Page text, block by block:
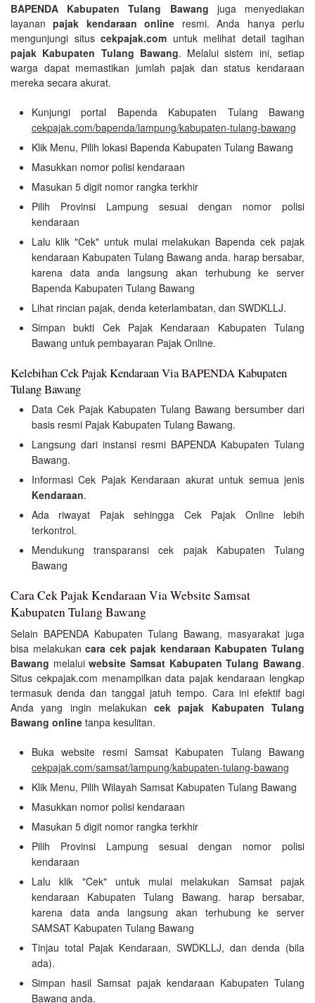
BAPENDA Kabupaten Tulang Bawang juga menyediakan
layananpajak kendaraan online resmi. Anda hanya perlu
mengunjungi situs cekpajak.com untuk melihat detail tagihan
pajak Kabupaten Tulang Bawang. Melalui sistem ini, setiap
warga dapat memastikan jumlah pajak dan status kendaraan
mereka secara akurat.
Kunjungi portal Bapenda Kabupaten Tulang Bawang
cekpajak.com/bapenda/lampung/kabupaten-tulang-bawang
Klik Menu, Pilih lokasi Bapenda Kabupaten Tulang Bawang
Masukkan nomor polisi kendaraan
Masukan 5 digit nomor rangka terkhir
Pilih Provinsi Lampung sesuai dengan nomor polisi
kendaraan
Lalu klik "Cek" untuk mulai melakukan Bapenda cek pajak
kendaraan Kabupaten Tulang Bawang anda. harap bersabar,
karena data anda langsung akan terhubung ke server
Bapenda Kabupaten Tulang Bawang
Lihat rincian pajak, denda keterlambatan, dan SWDKLLJ.
Simpan bukti Cek Pajak Kendaraan Kabupaten Tulang
Bawang untuk pembayaran Pajak Online.
Kelebihan Cek Pajak Kendaraan Via BAPENDA Kabupaten
Tulang Bawang
Data Cek Pajak Kabupaten Tulang Bawang bersumber dari
basis resmi Pajak Kabupaten Tulang Bawang.
Langsung dari instansi resmi BAPENDA Kabupaten Tulang
Bawang.
Informasi Cek Pajak Kendaraan akurat untuk semua jenis
Kendaraan.
Ada riwayat Pajak sehingga Cek Pajak Online lebih
terkontrol.
Mendukung transparansi cek pajak Kabupaten Tulang
Bawang
Cara Cek Pajak Kendaraan Via Website Samsat
Kabupaten Tulang Bawang
Selain BAPENDA Kabupaten Tulang Bawang, masyarakat juga
bisa melakukancara cek pajak kendaraan Kabupaten Tulang
Bawang melaluiwebsite Samsat Kabupaten Tulang Bawang.
Situs cekpajak.com menampilkan data pajak kendaraan lengkap
termasuk denda dan tanggal jatuh tempo. Cara ini efektif bagi
Anda yang ingin melakukancek pajak Kabupaten Tulang
Bawang online tanpa kesulitan.
Buka website resmi Samsat Kabupaten Tulang Bawang
cekpajak.com/samsat/lampung/kabupaten-tulang-bawang
Klik Menu, Pilih Wilayah Samsat Kabupaten Tulang Bawang
Masukkan nomor polisi kendaraan
Masukan 5 digit nomor rangka terkhir
Pilih Provinsi Lampung sesuai dengan nomor polisi
kendaraan
Lalu klik "Cek" untuk mulai melakukan Samsat pajak
kendaraan Kabupaten Tulang Bawang. harap bersabar,
karena data anda langsung akan terhubung ke server
SAMSAT Kabupaten Tulang Bawang
Tinjau total Pajak Kendaraan, SWDKLLJ, dan denda (bila
ada).
Simpan hasil Samsat pajak kendaraan Kabupaten Tulang
Bawang anda.